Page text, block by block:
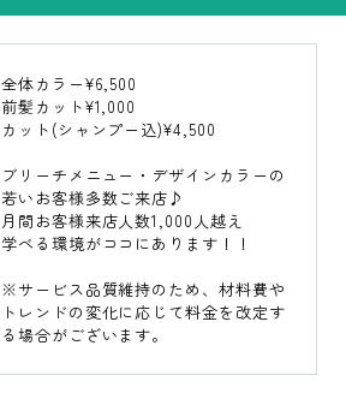
全体カラー¥6,500
前髪カット¥1,000
カット(シャンプー込)¥4,500
ブリーチメニュー・デザインカラーの
若いお客様多数ご来店♪
月間お客様来店人数1,000人越え
学べる環境がココにあります！！
※サービス品質維持のため、材料費や
トレンドの変化に応じて料金を改定す
る場合がございます。